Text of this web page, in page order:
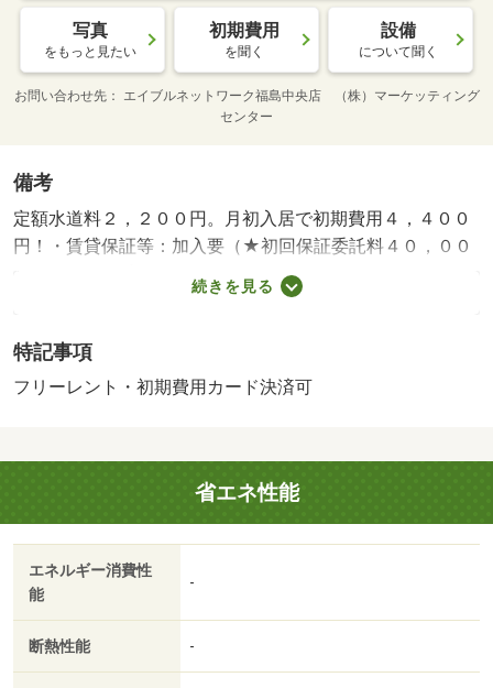
写真
をもっと見たい
初期費用
を聞く
設備
について聞く
お問い合わせ先
エイブルネットワーク福島中央店 （株）マーケッティング
センター
備考
定額水道料２，２００円。月初入居で初期費用４，４００
円！・賃貸保証等：加入要（★初回保証委託料４０，００
０円年間保証委託料１５，０００円）・維持費等：ライフ
サポート（Ｊ）２，２００円／月・フリーレントあり：１
居で初期費用４，４００円♪】・バイク置場：空なし・駐輪
場：空なし
続きを見る
特記事項
フリーレント・初期費用カード決済可
省エネ性能
エネルギー消費性
能
-
断熱性能 -